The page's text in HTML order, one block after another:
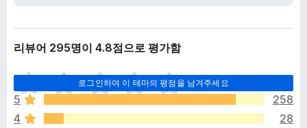
리뷰어 295명이 4.8점으로 평가함
로그인하여 이 테마의 평점을 남겨주세요
아
직
평
점
5
258
4
28